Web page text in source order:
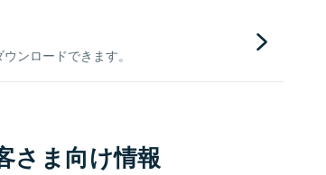
ンロードできます。
さま向け情報